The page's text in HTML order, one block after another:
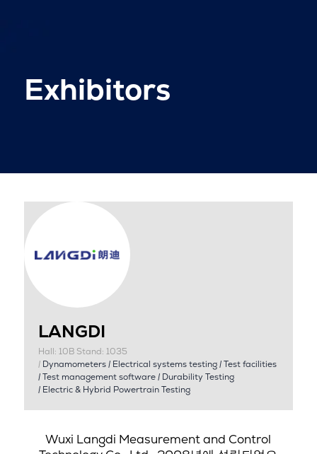
Exhibitors
LANGDI
Hall: 10B Stand: 1035
|Dynamometers |Electrical systems testing |Test facilities
|Test management software |Durability Testing
|Electric & Hybrid Powertrain Testing
Wuxi Langdi Measurement and Control